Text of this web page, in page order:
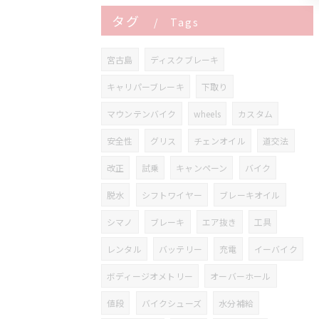
タグ Tags
宮古島 ディスクブレーキ
キャリパーブレーキ 下取り
マウンテンバイク wheels カスタム
安全性 グリス チェンオイル 道交法
改正 試乗 キャンペーン バイク
脱水 シフトワイヤー ブレーキオイル
シマノ ブレーキ エア抜き 工具
レンタル バッテリー 充電 イーバイク
ボディージオメトリー オーバーホール
値段 バイクシューズ 水分補給